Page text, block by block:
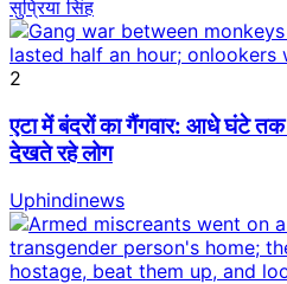
सुप्रिया सिंह
2
एटा में बंदरों का गैंगवार: आधे घंटे
देखते रहे लोग
Uphindinews